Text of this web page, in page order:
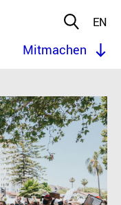
EN
Mitmachen